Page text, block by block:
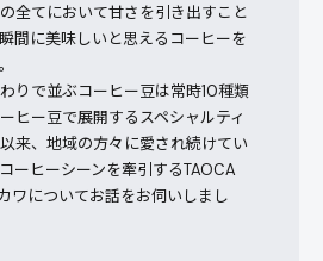
全てにおいて甘さを引き出すこと
間に美味しいと思えるコーヒーを
りで並ぶコーヒー豆は常時10種類
ヒー豆で展開するスペシャルティ
来、地域の方々に愛され続けてい
ーヒーシーンを牽引するTAOCA
ワについてお話をお伺いしまし